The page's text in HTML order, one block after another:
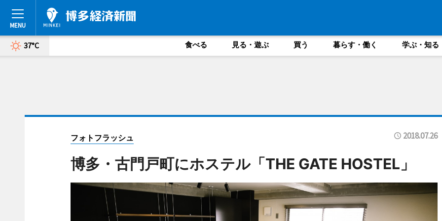
37°C 食べる 見る・遊ぶ 買う 暮らす・働く 学ぶ・知る
フォトフラッシュ 2018.07.26
博多・古門戸町にホステル「THE GATE HOSTEL」